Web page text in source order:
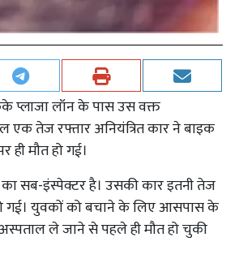
प्लाजा लॉन के पास उस वक्त
तेज रफ्तार अनियंत्रित कार ने बाइक
मौत हो गई।
सब-इंस्पेक्टर है। उसकी कार इतनी तेज
हो गई। युवकों को बचाने के लिए आसपास के
ले जाने से पहले ही मौत हो चुकी